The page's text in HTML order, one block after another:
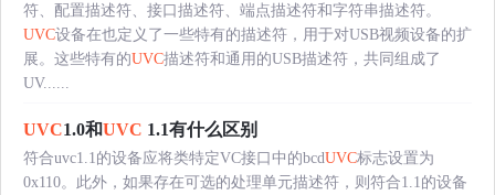
符、配置描述符、接口描述符、端点描述符和字符串描述符。
UVC设备在也定义了一些特有的描述符，用于对USB视频设备的扩
展。这些特有的UVC描述符和通用的USB描述符，共同组成了
UV......
UVC1.0和UVC 1.1有什么区别
符合uvc1.1的设备应将类特定VC接口中的bcdUVC标志设置为
0x110。此外，如果存在可选的处理单元描述符，则符合1.1的设备